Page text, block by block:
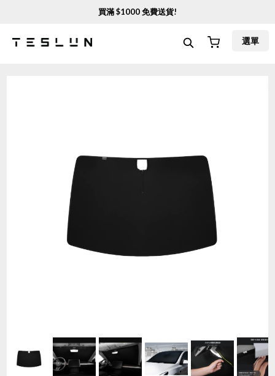
買滿 $1000免費送貨!
選單